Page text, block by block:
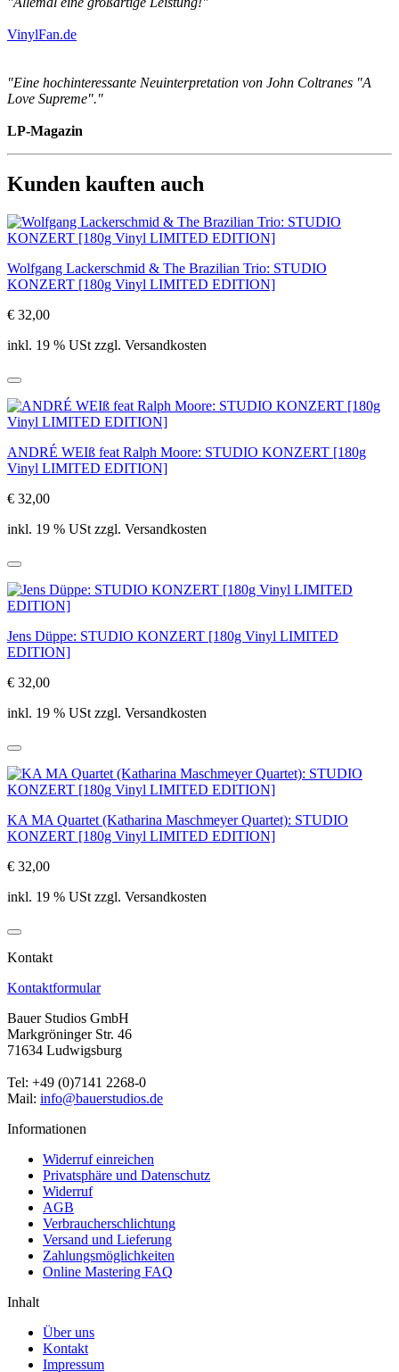
VinylFan.de
"Eine hochinteressante Neuinterpretation von John Coltranes "A
Love Supreme"."
LP-Magazin
Kunden kauften auch
Wolfgang Lackerschmid & The Brazilian Trio: STUDIO
KONZERT [180g Vinyl LIMITED EDITION]
€ 32,00
inkl. 19 % USt zzgl. Versandkosten
ANDRÉ WEIß feat Ralph Moore: STUDIO KONZERT [180g
Vinyl LIMITED EDITION]
€ 32,00
inkl. 19 % USt zzgl. Versandkosten
Jens Düppe: STUDIO KONZERT [180g Vinyl LIMITED
EDITION]
€ 32,00
inkl. 19 % USt zzgl. Versandkosten
KA MA Quartet (Katharina Maschmeyer Quartet): STUDIO
KONZERT [180g Vinyl LIMITED EDITION]
€ 32,00
inkl. 19 % USt zzgl. Versandkosten
Kontakt
Kontaktformular
Bauer Studios GmbH
Markgröninger Str. 46
71634 Ludwigsburg
Tel: +49 (0)7141 2268-0
Mail: info@bauerstudios.de
Informationen
Widerruf einreichen
Privatsphäre und Datenschutz
Widerruf
AGB
Verbraucherschlichtung
Versand und Lieferung
Zahlungsmöglichkeiten
Online Mastering FAQ
Inhalt
Über uns
Kontakt
Impressum